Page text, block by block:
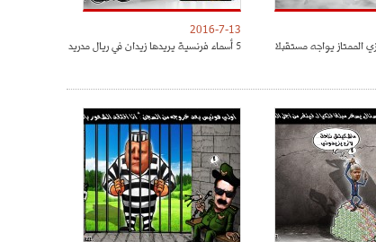
الممتاز يواجه مستقبلا
2016-7-13
5 أسماء فرنسية يريدها زيدان في ريال مدريد